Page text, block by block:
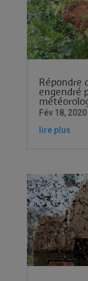
Répondre
engendré
Fév 18, 2020
lire plus